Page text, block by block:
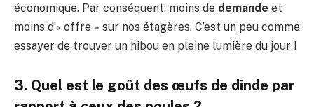
économique. Par conséquent, moins de demande et
moins d’« offre » sur nos étagères. C’est un peu comme
essayer de trouver un hibou en pleine lumière du jour !
3. Quel est le goût des œufs de dinde par